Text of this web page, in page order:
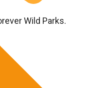
Wild Parks.